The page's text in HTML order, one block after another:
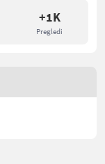
+1K
Pregledi